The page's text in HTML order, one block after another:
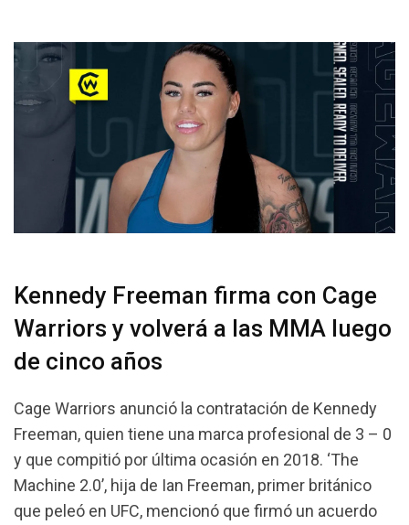
Kennedy Freeman firma con Cage
Warriors y volverá a las MMA luego
de cinco años
Cage Warriors anunció la contratación de Kennedy
Freeman, quien tiene una marca profesional de 3 – 0
y que compitió por última ocasión en 2018. ‘The
Machine 2.0’, hija de Ian Freeman, primer británico
que peleó en UFC, mencionó que firmó un acuerdo